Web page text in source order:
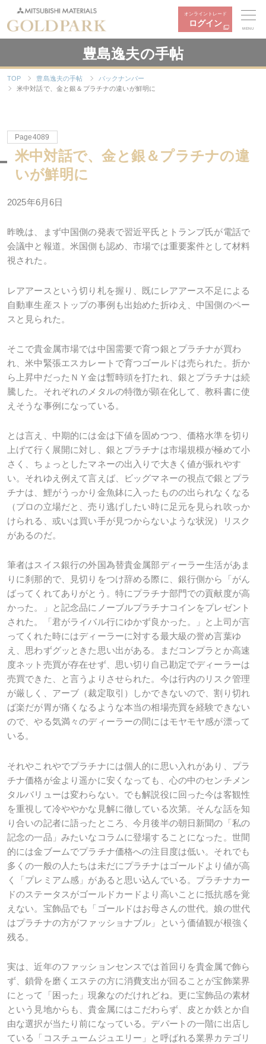
オンライントレード
ログイン
MENU
豊島逸夫の手帖
TOP 豊島逸夫の手帖
バックナンバー
米中対話で、金と銀＆プラチナの違いが鮮明に
Page4089
米中対話で、金と銀＆プラチナの違
いが鮮明に
2025年6月6日
昨晩は、まず中国側の発表で習近平氏とトランプ氏が電話で
会議中と報道。米国側も認め、市場では重要案件として材料
視された。
レアアースという切り札を握り、既にレアアース不足による
自動車生産ストップの事例も出始めた折ゆえ、中国側のペー
スと見られた。
そこで貴金属市場では中国需要で育つ銀とプラチナが買わ
れ、米中緊張エスカレートで育つゴールドは売られた。折か
ら上昇中だったＮＹ金は暫時頭を打たれ、銀とプラチナは続
騰した。それぞれのメタルの特徴が顕在化して、教科書に使
えそうな事例になっている。
とは言え、中期的には金は下値を固めつつ、価格水準を切り
上げて行く展開に対し、銀とプラチナは市場規模が極めて小
さく、ちょっとしたマネーの出入りで大きく値が振れやす
い。それゆえ例えて言えば、ビッグマネーの視点で銀とプラ
チナは、鯉がうっかり金魚鉢に入ったものの出られなくなる
（プロの立場だと、売り逃げしたい時に足元を見られ吹っか
けられる、或いは買い手が見つからないような状況）リスク
があるのだ。
筆者はスイス銀行の外国為替貴金属部ディーラー生活があま
りに刹那的で、見切りをつけ辞める際に、銀行側から「がん
ばってくれてありがとう。特にプラチナ部門での貢献度が高
かった。」と記念品にノーブルプラチナコインをプレゼント
された。「君がライバル行にゆかず良かった。」と上司が言
ってくれた時にはディーラーに対する最大級の誉め言葉ゆ
え、思わずグッときた思い出がある。まだコンプラとか高速
度ネット売買が存在せず、思い切り自己勘定でディーラーは
売買できた、と言うよりさせられた。今は行内のリスク管理
が厳しく、アーブ（裁定取引）しかできないので、割り切れ
ば楽だが胃が痛くなるような本当の相場売買を経験できない
ので、やる気満々のディーラーの間にはモヤモヤ感が漂って
いる。
それやこれやでプラチナには個人的に思い入れがあり、プラ
チナ価格が金より遥かに安くなっても、心の中のセンチメン
タルバリューは変わらない。でも解説役に回った今は客観性
を重視して冷ややかな見解に徹している次第。そんな話を知
り合いの記者に語ったところ、今月後半の朝日新聞の「私の
記念の一品」みたいなコラムに登場することになった。世間
的には金ブームでプラチナ価格への注目度は低い。それでも
多くの一般の人たちは未だにプラチナはゴールドより値が高
く「プレミアム感」があると思い込んでいる。プラチナカー
ドのステータスがゴールドカードより高いことに抵抗感を覚
えない。宝飾品でも「ゴールドはお母さんの世代。娘の世代
はプラチナの方がファッショナブル」という価値観が根強く
残る。
実は、近年のファッションセンスでは首回りを貴金属で飾ら
ず、鎖骨を磨くエステの方に消費支出が回ることが宝飾業界
にとって「困った」現象なのだけれどね。更に宝飾品の素材
という見地からも、貴金属にはこだわらず、皮とか鉄とか自
由な選択が当たり前になっている。デパートの一階に出店し
ている「コスチュームジュエリー」と呼ばれる業界カテゴリ